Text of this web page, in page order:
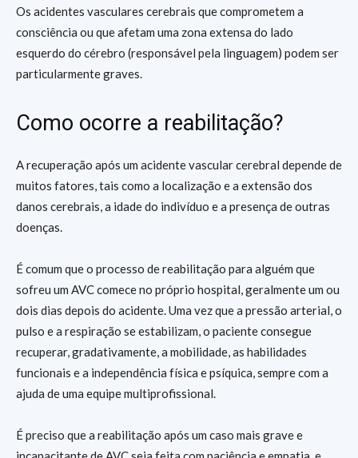
Os acidentes vasculares cerebrais que comprometem a
consciência ou que afetam uma zona extensa do lado
esquerdo do cérebro (responsável pela linguagem) podem ser
particularmente graves.
Como ocorre a reabilitação?
A recuperação após um acidente vascular cerebral depende de
muitos fatores, tais como a localização e a extensão dos
danos cerebrais, a idade do indivíduo e a presença de outras
doenças.
É comum que o processo de reabilitação para alguém que
sofreu um AVC comece no próprio hospital, geralmente um ou
dois dias depois do acidente. Uma vez que a pressão arterial, o
pulso e a respiração se estabilizam, o paciente consegue
recuperar, gradativamente, a mobilidade, as habilidades
funcionais e a independência física e psíquica, sempre com a
ajuda de uma equipe multiprofissional.
É preciso que a reabilitação após um caso mais grave e